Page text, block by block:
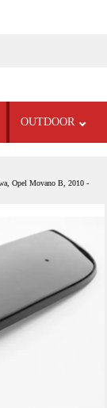
OUTDOOR
Opel Movano B, 2010 -